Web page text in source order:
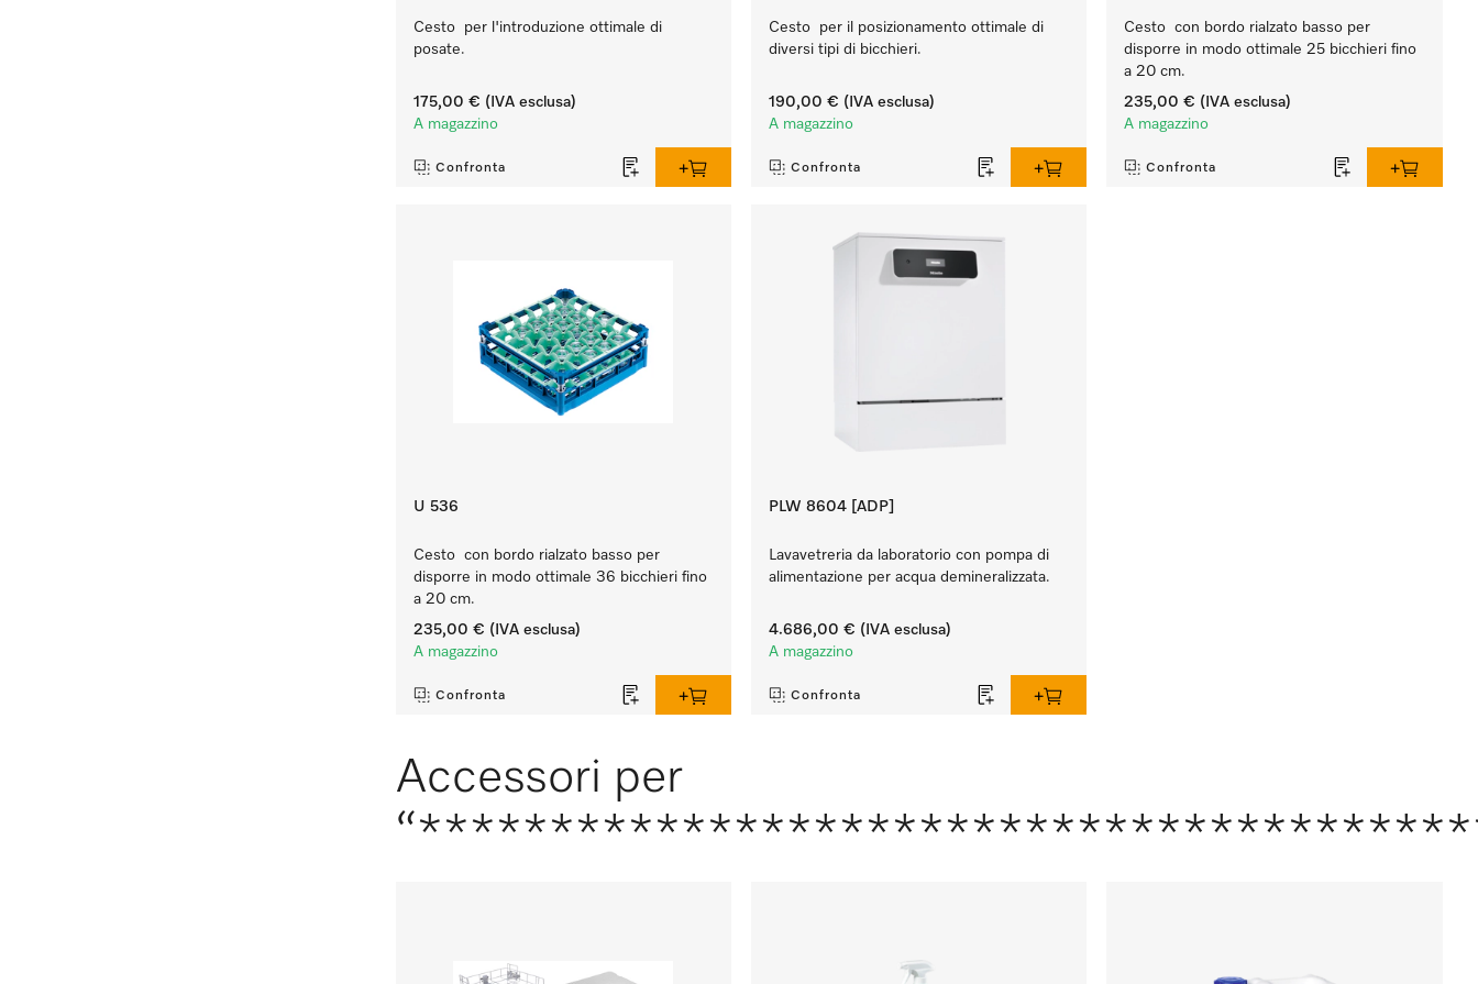
Cesto per l'introduzione ottimale di
posate.
175,00 € (IVA esclusa)
A magazzino
Confronta
Cesto per il posizionamento ottimale di
diversi tipi di bicchieri.
190,00 € (IVA esclusa)
A magazzino
Confronta
Cesto con bordo rialzato basso per
disporre in modo ottimale 25 bicchieri fino
a 20 cm.
235,00 € (IVA esclusa)
A magazzino
Confronta
U 536
Cesto con bordo rialzato basso per
disporre in modo ottimale 36 bicchieri fino
a 20 cm.
235,00 € (IVA esclusa)
A magazzino
Confronta
PLW 8604 [ADP]
Lavavetreria da laboratorio con pompa di
alimentazione per acqua demineralizzata.
4.686,00 € (IVA esclusa)
A magazzino
Confronta
Accessori per